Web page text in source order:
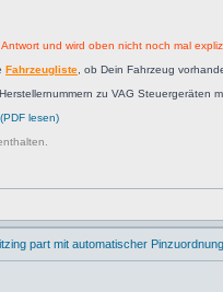
und wird oben nicht noch mal
Fahrzeugliste , ob Dein Fahrzeug
zu VAG Steuergeräten
(PDF lesen)
part mit automatischer Pinzuordnung